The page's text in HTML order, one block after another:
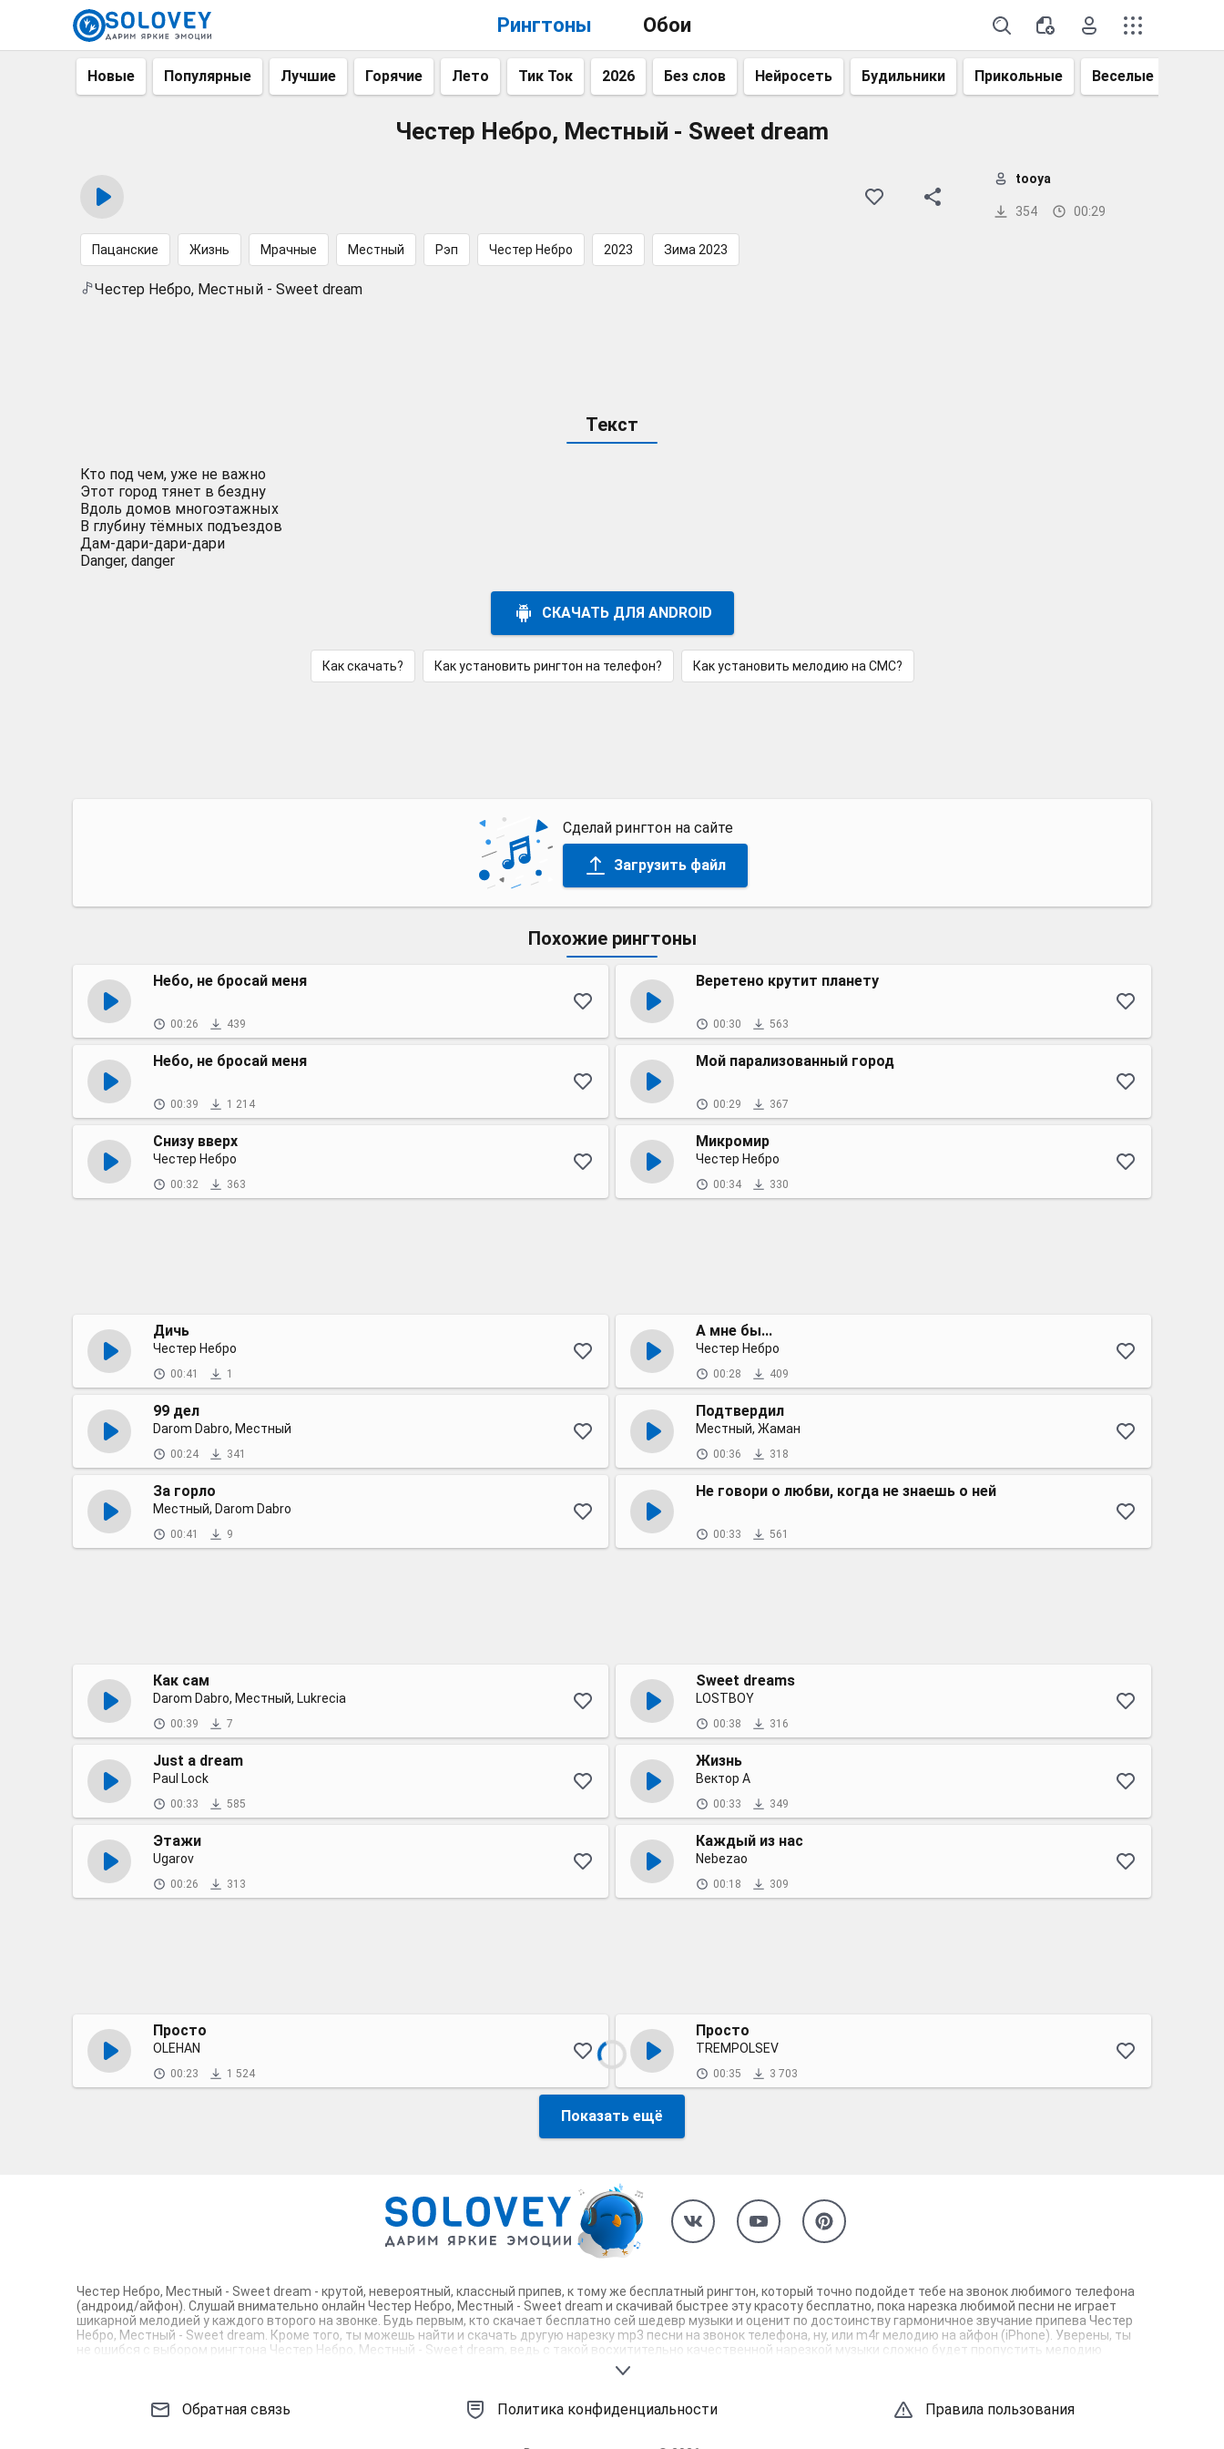
Рингтоны Обои
Новые Популярные Лучшие Горячие Лето Тик Ток 2026 Без слов Нейросеть Будильники Прикольные Веселые
Честер Небро, Местный - Sweet dream
354 00:29
tooya
Пацанские Жизнь Мрачные Местный Рэп Честер Небро 2023 Зима 2023
Честер Небро, Местный - Sweet dream
Текст
Кто под чем, уже не важно
Этот город тянет в бездну
Вдоль домов многоэтажных
В глубину тёмных подъездов
Дам-дари-дари-дари
Danger, danger
СКАЧАТЬ ДЛЯ ANDROID
Как скачать? Как установить рингтон на телефон? Как установить мелодию на СМС?
Сделай рингтон на сайте
Загрузить файл
Похожие рингтоны
Небо, не бросай меня
00:26 439
Веретено крутит планету
00:30 563
Небо, не бросай меня
00:39 1 214
Мой парализованный город
00:29 367
Снизу вверх
Честер Небро
00:32 363
Микромир
Честер Небро
00:34 330
Дичь
Честер Небро
00:41 1
А мне бы...
Честер Небро
00:28 409
99 дел
Darom Dabro, Местный
00:24 341
Подтвердил
Местный, Жаман
00:36 318
За горло
Местный, Darom Dabro
00:41 9
Не говори о любви, когда не знаешь о ней
00:33 561
Как сам
Darom Dabro, Местный, Lukrecia
00:39 7
Sweet dreams
LOSTBOY
00:38 316
Just a dream
Paul Lock
00:33 585
Жизнь
Вектор А
00:33 349
Этажи
Ugarov
00:26 313
Каждый из нас
Nebezao
00:18 309
Просто
OLEHAN
00:23 1 524
Просто
TREMPOLSEV
00:35 3 703
Показать ещё
Честер Небро, Местный - Sweet dream - крутой, невероятный, классный припев, к тому же бесплатный рингтон, который точно подойдет тебе на звонок любимого телефона
(андроид/айфон). Слушай внимательно онлайн Честер Небро, Местный - Sweet dream и скачивай быстрее эту красоту бесплатно, пока нарезка любимой песни не играет
шикарной мелодией у каждого второго на звонке. Будь первым, кто скачает бесплатно сей шедевр музыки и оценит по достоинству гармоничное звучание припева Честер
Небро, Местный - Sweet dream. Кроме того, ты можешь найти и скачать другую нарезку mp3 песни на звонок телефона, ну, или m4r мелодию на айфон (iPhone). Уверены, ты
не ошибся с выбором рингтона Честер Небро, Местный - Sweet dream, ведь с такой восхитительно качественной нарезкой музыки сложно будет пропустить мелодию
звонка. Соловей - mp3 и m4r композиции и звуки на звонок, которые зацепят тебя и всех вокруг. Твой телефон достоин!
Обратная связь Политика конфиденциальности Правила пользования